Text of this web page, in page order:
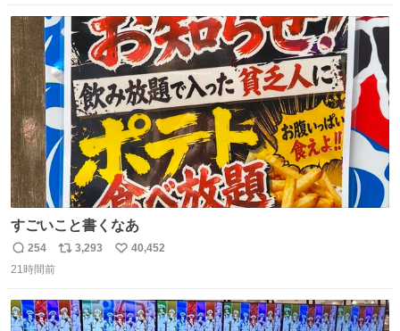
ト
数
数
すごいこと書くなあ
返
信
254
リ
ト
3,293
い
数
40,452
21時間前